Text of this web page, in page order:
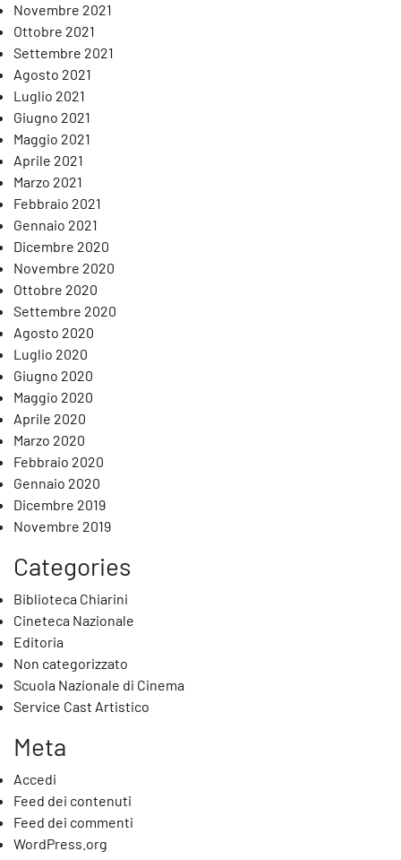
Novembre 2021
Ottobre 2021
Settembre 2021
Agosto 2021
Luglio 2021
Giugno 2021
Maggio 2021
Aprile 2021
Marzo 2021
Febbraio 2021
Gennaio 2021
Dicembre 2020
Novembre 2020
Ottobre 2020
Settembre 2020
Agosto 2020
Luglio 2020
Giugno 2020
Maggio 2020
Aprile 2020
Marzo 2020
Febbraio 2020
Gennaio 2020
Dicembre 2019
Novembre 2019
Categories
Biblioteca Chiarini
Cineteca Nazionale
Editoria
Non categorizzato
Scuola Nazionale di Cinema
Service Cast Artistico
Meta
Accedi
Feed dei contenuti
Feed dei commenti
WordPress.org